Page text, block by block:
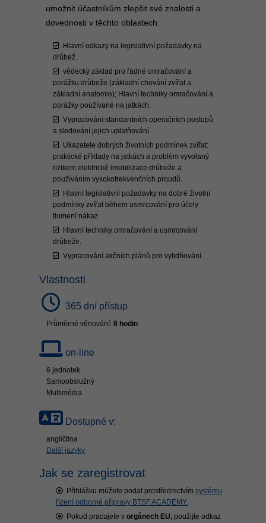
umožnit účastníkům zlepšit své znalosti a
dovednosti v těchto oblastech:
Hlavní odkazy na legislativní požadavky na
drůbež.
vědecký základ pro řádné omračování a
porážku drůbeže (základní chování zvířat a
základní anatomie); Hlavní techniky omračování a
porážky používané na jatkách.
Vypracování standardních operačních postupů
a sledování jejich uplatňování.
Ukazatele dobrých životních podmínek zvířat:
praktické příklady na jatkách a problém vyvolaný
rizikem elektrické imobilizace drůbeže a
používáním vysokofrekvenčních proudů.
Hlavní legislativní požadavky na dobré životní
podmínky zvířat během usmrcování pro účely
tlumení nákaz.
Hlavní techniky omračování a usmrcování
drůbeže.
Vypracování akčních plánů pro vylidňování.
Vlastnosti
365 dní přístup
Průměrné věnování: 8 hodin
on-line
6 jednotek
Samoobslužný
Multimédia
Dostupné v:
angličtina
Další jazyky
Jak se zaregistrovat
Přihlášku můžete podat prostřednictvím systému
řízení odborné přípravy BTSF ACADEMY.
Pokud pracujete v orgánech EU, použijte odkaz